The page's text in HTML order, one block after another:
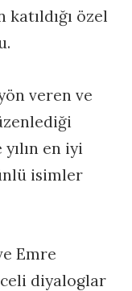
özel
veren ve
en iyi
isimler
Emre
diyaloglar